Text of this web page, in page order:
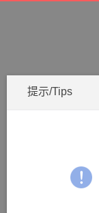
提示/Tips